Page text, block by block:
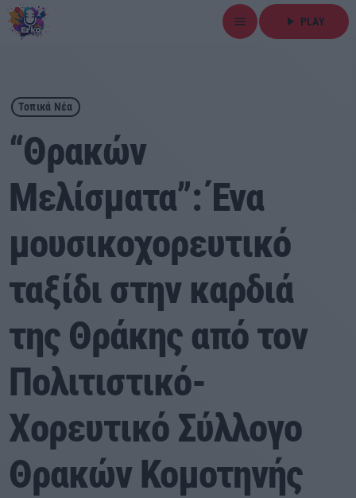
menu play_arrow PLAY
close
play_arrow ΕΡΚΟ
Αρχική
Εκπομπές
Ειδήσεις
Τοπικά Νέα
Αθλητικά
Αγροτικά
Τραγούδια της Θράκης
Επικοινωνία
Τοπικά Νέα
“Θρακών
Μελίσματα”: Ένα
μουσικοχορευτικό
ταξίδι στην καρδιά
της Θράκης από τον
Πολιτιστικό-
Χορευτικό Σύλλογο
Θρακών Κομοτηνής